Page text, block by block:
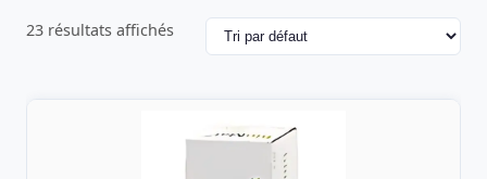
23 résultats affichés